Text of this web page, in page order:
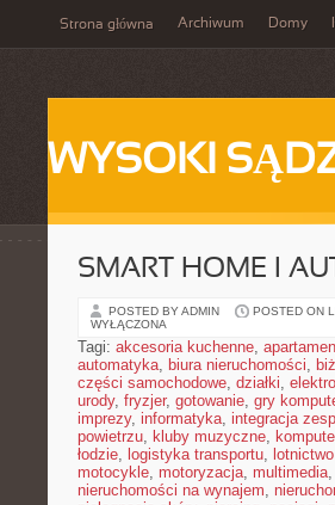
Strona główna Archiwum Domy
WYSOKI
SMART HOME I
POSTED BY ADMIN POSTED ON
WYŁĄCZONA
Tagi: akcesoria kuchenne,
automatyka, biura nieruchomości,
części samochodowe, działki,
urody, fryzjer, gotowanie, gry
imprezy, informatyka, integracja
powietrzu, kluby muzyczne,
łodzie, logistyka transportu,
motocykle, motoryzacja, multimedia,
nieruchomości na wynajem,